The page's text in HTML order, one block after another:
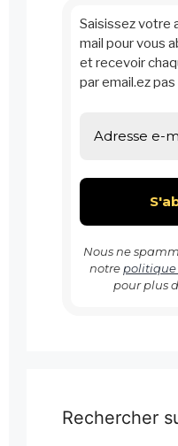
Saisissez votre
mail pour vous
et recevoir
par email.ez
Nous ne
notre
pour plus
Rechercher